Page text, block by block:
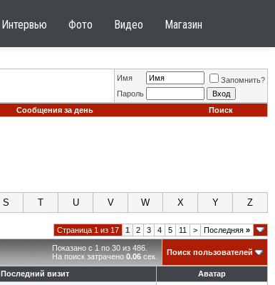
Интервью Фото Видео Магазин
Имя
Запомнить?
Пароль
Сообщения за день Поиск
S T U V W X Y Z
Страница 1 из 17 1 2 3 4 5 11 > Последняя »
Показано с 1 по 30 из 486.
На поиск затрачено 0.06 сек. Поиск пользователей
Последний визит Аватар